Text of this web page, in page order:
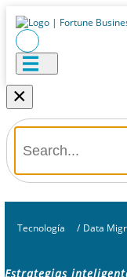
×
Tecnología / Data
Estrategias